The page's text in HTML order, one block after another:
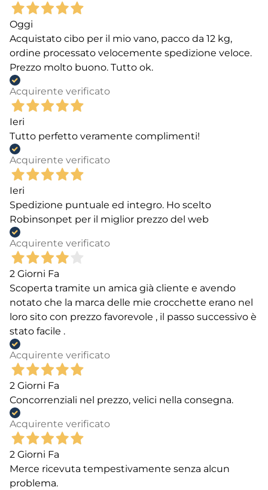
Oggi
Acquistato cibo per il mio vano, pacco da 12 kg,
ordine processato velocemente spedizione veloce.
Prezzo molto buono. Tutto ok.
Acquirente verificato
Ieri
Tutto perfetto veramente complimenti!
Acquirente verificato
Ieri
Spedizione puntuale ed integro. Ho scelto
Robinsonpet per il miglior prezzo del web
Acquirente verificato
2 Giorni Fa
Scoperta tramite un amica già cliente e avendo
notato che la marca delle mie crocchette erano nel
loro sito con prezzo favorevole , il passo successivo è
stato facile .
Acquirente verificato
2 Giorni Fa
Concorrenziali nel prezzo, velici nella consegna.
Acquirente verificato
2 Giorni Fa
Merce ricevuta tempestivamente senza alcun
problema.